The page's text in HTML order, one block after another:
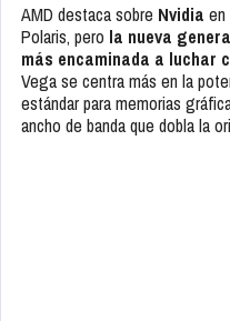
AMD destaca sobre Nvidia
Polaris, pero la nueva
más encaminada a luchar
Vega se centra más en la
estándar para memorias
ancho de banda que dobla la